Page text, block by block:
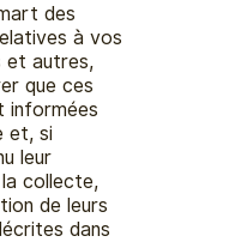
des
à vos
et autres,
que ces
informées
et, si
leur
collecte,
de leurs
dans